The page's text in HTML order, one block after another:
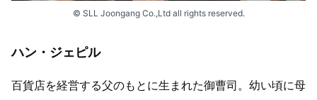
© SLL Joongang Co.,Ltd all rights reserved.
ハン・ジェピル
百貨店を経営する父のもとに生まれた御曹司。幼い頃に母